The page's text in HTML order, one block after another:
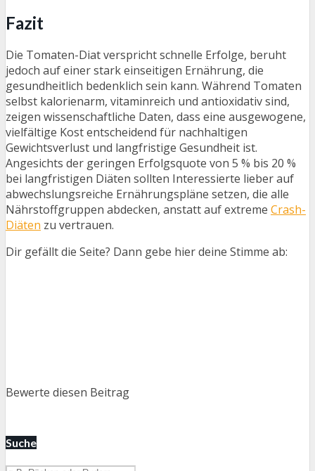
Fazit
Die Tomaten-Diat verspricht schnelle Erfolge, beruht
jedoch auf einer stark einseitigen Ernährung, die
gesundheitlich bedenklich sein kann. Während Tomaten
selbst kalorienarm, vitaminreich und antioxidativ sind,
zeigen wissenschaftliche Daten, dass eine ausgewogene,
vielfältige Kost entscheidend für nachhaltigen
Gewichtsverlust und langfristige Gesundheit ist.
Angesichts der geringen Erfolgsquote von 5 % bis 20 %
bei langfristigen Diäten sollten Interessierte lieber auf
abwechslungsreiche Ernährungspläne setzen, die alle
Nährstoffgruppen abdecken, anstatt auf extreme Crash-
Diäten zu vertrauen.
Dir gefällt die Seite? Dann gebe hier deine Stimme ab:
Bewerte diesen Beitrag
Suche